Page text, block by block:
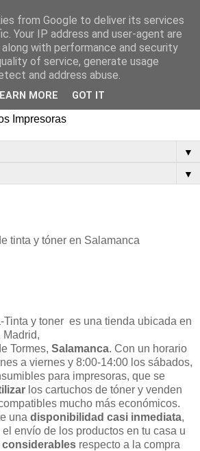
Impresoras
▼
▼
tinta y tóner en Salamanca
Tinta y toner es una tienda ubicada en
Madrid,
Tormes, Salamanca. Con un horario
a viernes y 8:00-14:00 los sábados,
para impresoras, que se
los cartuchos de tóner y venden
mucho más económicos.
una disponibilidad casi inmediata,
envío de los productos en tu casa u
considerables respecto a la compra
from Google to deliver its services
Your IP address and user-agent are
with performance and security
of service, generate usage
and address abuse.
MORE GOT IT